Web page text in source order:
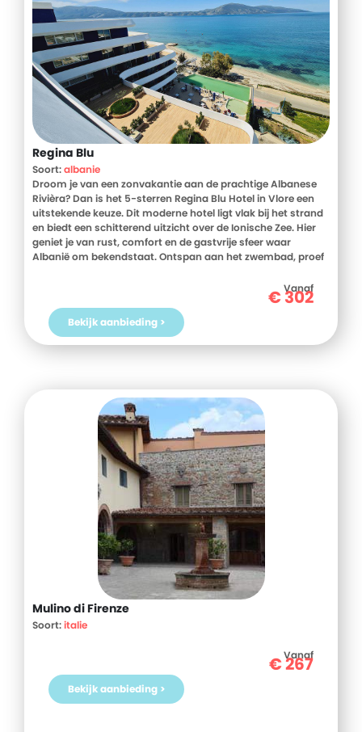
Regina Blu
Soort:albanie
Droom je van een zonvakantie aan de prachtige Albanese
Rivièra? Dan is het 5-sterren Regina Blu Hotel in Vlore een
uitstekende keuze. Dit moderne hotel ligt vlak bij het strand
en biedt een schitterend uitzicht over de Ionische Zee. Hier
geniet je van rust, comfort en de gastvrije sfeer waar
Albanië om bekendstaat. Ontspan aan het zwembad, proef
indrukwekkende kustlijn van Zuid-Albanië. Dankzij de ligging
tussen Vlorë en de populaire badplaatsen langs de
Albanese Rivièra valt er volop te ontdekken. Of je nu reist
met je partner of het hele gezin, hier beleef je een heerlijke
vakantie aan zee. Bekijk snel de mogelijkheden bij D-reizen!
Vanaf
€302
Bekijk aanbieding >
Mulino di Firenze
Soort:italie
Vanaf
€267
Bekijk aanbieding >